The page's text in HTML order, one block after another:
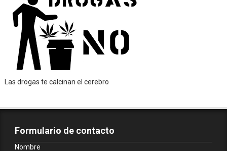
Las drogas te calcinan el cerebro
Formulario de contacto
Nombre